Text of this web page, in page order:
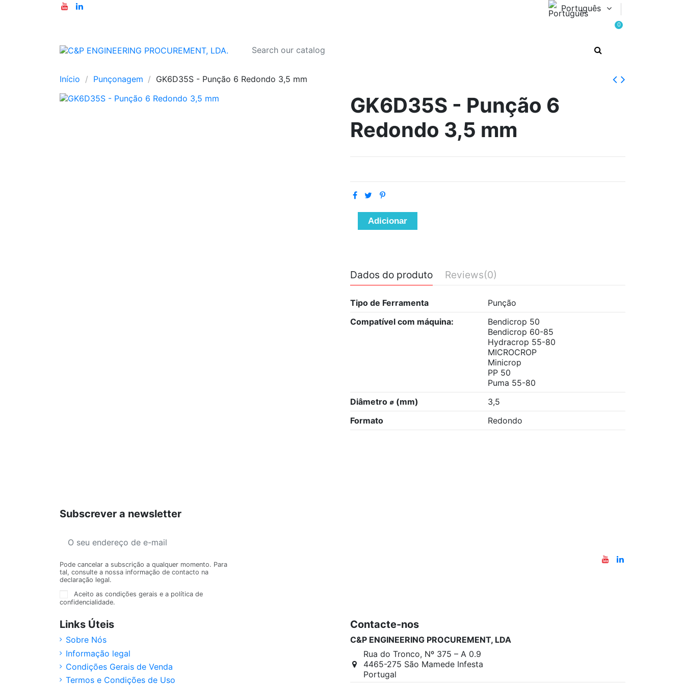
Português
0
Início Punçonagem GK6D35S - Punção 6 Redondo 3,5 mm
GK6D35S - Punção 6
Redondo 3,5 mm
Adicionar
Dados do produto Reviews(0)
Tipo de Ferramenta
Punção
Compatível com máquina:
Bendicrop 50
Bendicrop 60-85
Hydracrop 55-80
MICROCROP
Minicrop
PP 50
Puma 55-80
Diâmetro ⌀ (mm)
3,5
Formato
Redondo
Subscrever a newsletter
Pode cancelar a subscrição a qualquer momento. Para
tal, consulte a nossa informação de contacto na
declaração legal.
Aceito as condições gerais e a política de
confidencialidade.
Links Úteis
Sobre Nós
Informação legal
Condições Gerais de Venda
Termos e Condições de Uso
Contacte-nos
C&P ENGINEERING PROCUREMENT, LDA
Rua do Tronco, Nº 375 – A 0.9
4465-275 São Mamede Infesta
Portugal